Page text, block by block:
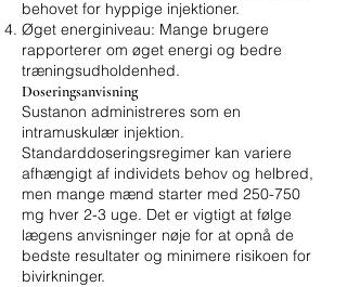
behovet for hyppige injektioner.
Øget energiniveau: Mange brugere
rapporterer om øget energi og bedre
træningsudholdenhed.
Doseringsanvisning
Sustanon administreres som en
intramuskulær injektion.
Standarddoseringsregimer kan variere
afhængigt af individets behov og helbred,
men mange mænd starter med 250-750
mg hver 2-3 uge. Det er vigtigt at følge
lægens anvisninger nøje for at opnå de
bedste resultater og minimere risikoen for
bivirkninger.